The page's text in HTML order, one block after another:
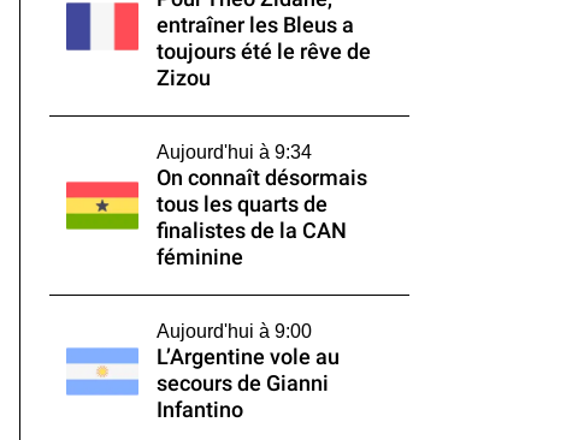
entraîner les Bleus a
toujours été le rêve de
Zizou
Aujourd'hui à 9:34
On connaît désormais
tous les quarts de
finalistes de la CAN
féminine
Aujourd'hui à 9:00
L’Argentine vole au
secours de Gianni
Infantino